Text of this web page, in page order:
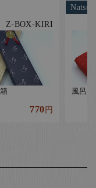
Z-BOX-KIRI
770円
風呂